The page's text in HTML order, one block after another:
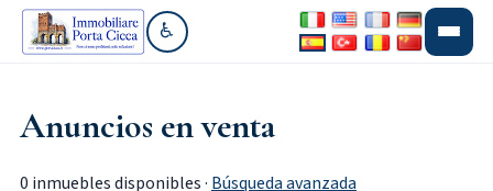
♿Ir a accesibilidad
Anuncios en venta
0 inmuebles disponibles · Búsqueda avanzada